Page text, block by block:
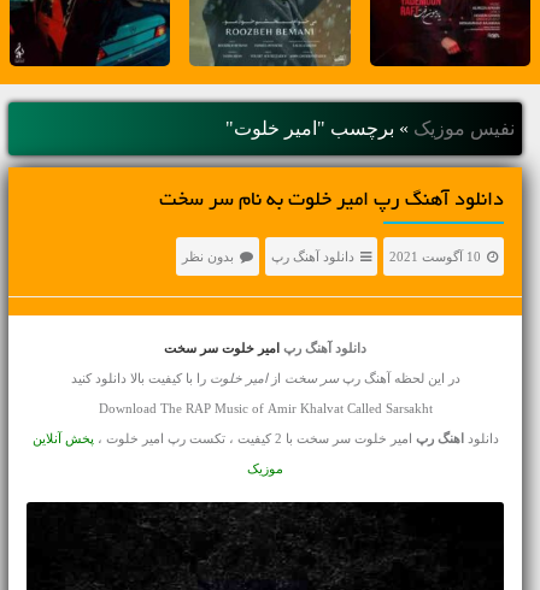
نفیس موزیک » برچسب "امیر خلوت"
دانلود آهنگ رپ امیر خلوت به نام سر سخت
10 آگوست 2021 دانلود آهنگ رپ بدون نظر
دانلود آهنگ رپامیر خلوت سر سخت
در این لحظه آهنگ رپسر سخت ازامیر خلوت را با کیفیت بالا دانلود کنید
Download The RAP Music of Amir Khalvat Called Sarsakht
دانلود اهنگ رپ امیر خلوت سر سخت با 2 کیفیت ، تکست رپ امیر خلوت ، پخش آنلاین
موزیک